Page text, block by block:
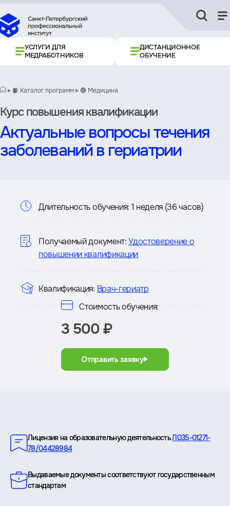
УСЛУГИ ДЛЯ
МЕДРАБОТНИКОВ
ДИСТАНЦИОННОЕ
ОБУЧЕНИЕ
📙 Каталог программ 🟢 Медицина
Курс повышения квалификации
Актуальные вопросы течения
заболеваний в гериатрии
Информация
о
курсе
Длительность обучения: 1 неделя (36 часов)
Получаемый документ: Удостоверение о
повышении квалификации
Квалификация: Врач-гериатр
Стоимость обучения:
3 500 ₽
Отправить заявку
Лицензия на образовательную деятельностьЛ035-01271-
78/04428984
Выдаваемые документы соответствуют государственным
стандартам